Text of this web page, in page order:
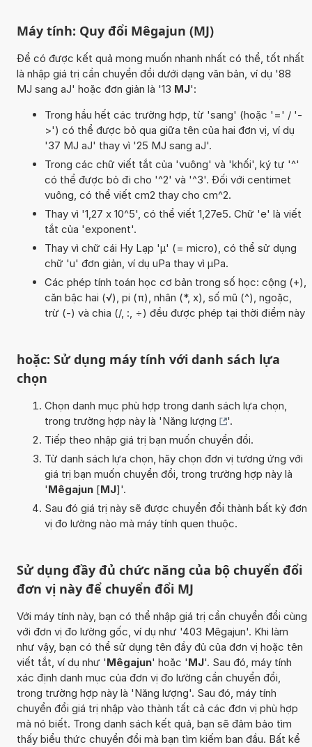
Máy tính: Quy đổi Mêgajun (MJ)
Để có được kết quả mong muốn nhanh nhất có thể, tốt nhất
là nhập giá trị cần chuyển đổi dưới dạng văn bản, ví dụ '88
MJ sang aJ' hoặc đơn giản là '13 MJ':
Trong hầu hết các trường hợp, từ 'sang' (hoặc '=' / '-
>') có thể được bỏ qua giữa tên của hai đơn vị, ví dụ
'37 MJ aJ' thay vì '25 MJ sang aJ'.
Trong các chữ viết tắt của 'vuông' và 'khối', ký tự '^'
có thể được bỏ đi cho '^2' và '^3'. Đối với centimet
vuông, có thể viết cm2 thay cho cm^2.
Thay vì '1,27 x 10^5', có thể viết 1,27e5. Chữ 'e' là viết
tắt của 'exponent'.
Thay vì chữ cái Hy Lạp 'µ' (= micro), có thể sử dụng
chữ 'u' đơn giản, ví dụ uPa thay vì µPa.
Các phép tính toán học cơ bản trong số học: cộng (+),
căn bậc hai (√), pi (π), nhân (*, x), số mũ (^), ngoặc,
trừ (-) và chia (/, :, ÷) đều được phép tại thời điểm này
hoặc: Sử dụng máy tính với danh sách lựa
chọn
Chọn danh mục phù hợp trong danh sách lựa chọn,
trong trường hợp này là 'Năng lượng
'.
Tiếp theo nhập giá trị bạn muốn chuyển đổi.
Từ danh sách lựa chọn, hãy chọn đơn vị tương ứng với
giá trị bạn muốn chuyển đổi, trong trường hợp này là
'Mêgajun[MJ]'.
Sau đó giá trị này sẽ được chuyển đổi thành bất kỳ đơn
vị đo lường nào mà máy tính quen thuộc.
Sử dụng đầy đủ chức năng của bộ chuyển đổi
đơn vị này để chuyển đổi MJ
Với máy tính này, bạn có thể nhập giá trị cần chuyển đổi cùng
với đơn vị đo lường gốc, ví dụ như '403 Mêgajun'. Khi làm
như vậy, bạn có thể sử dụng tên đầy đủ của đơn vị hoặc tên
viết tắt, ví dụ như 'Mêgajun' hoặc 'MJ'. Sau đó, máy tính
xác định danh mục của đơn vị đo lường cần chuyển đổi,
trong trường hợp này là 'Năng lượng'. Sau đó, máy tính
chuyển đổi giá trị nhập vào thành tất cả các đơn vị phù hợp
mà nó biết. Trong danh sách kết quả, bạn sẽ đảm bảo tìm
thấy biểu thức chuyển đổi mà bạn tìm kiếm ban đầu. Bất kể